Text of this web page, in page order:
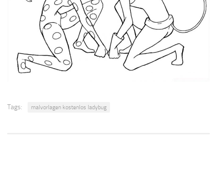
Tags: malvorlagen kostenlos ladybug